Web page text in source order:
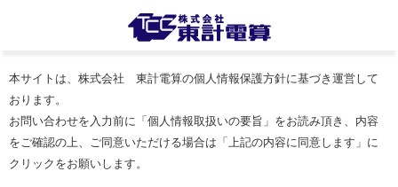
本サイトは、株式会社 東計電算の個人情報保護方針に基づき運営して
おります。
お問い合わせを入力前に「個人情報取扱いの要旨」をお読み頂き、内容
をご確認の上、ご同意いただける場合は「上記の内容に同意します」に
クリックをお願いします。